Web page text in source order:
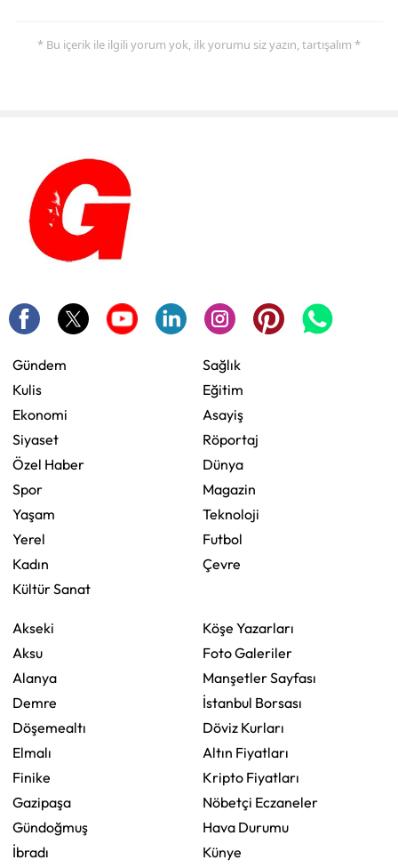
* Bu içerik ile ilgili yorum yok, ilk yorumu siz yazın, tartışalım *
Gündem
Kulis
Ekonomi
Siyaset
Özel Haber
Spor
Yaşam
Yerel
Kadın
Kültür Sanat
Sağlık
Eğitim
Asayiş
Röportaj
Dünya
Magazin
Teknoloji
Futbol
Çevre
Akseki
Aksu
Alanya
Demre
Döşemealtı
Elmalı
Finike
Gazipaşa
Gündoğmuş
İbradı
Köşe Yazarları
Foto Galeriler
Manşetler Sayfası
İstanbul Borsası
Döviz Kurları
Altın Fiyatları
Kripto Fiyatları
Nöbetçi Eczaneler
Hava Durumu
Künye